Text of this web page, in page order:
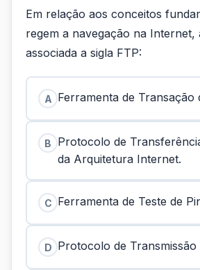
Em relação aos conceitos
regem a navegação na Internet,
associada a sigla FTP:
A Ferramenta de Transação
B
Protocolo de
da Arquitetura Internet.
C Ferramenta de Teste de
D Protocolo de Transmissão